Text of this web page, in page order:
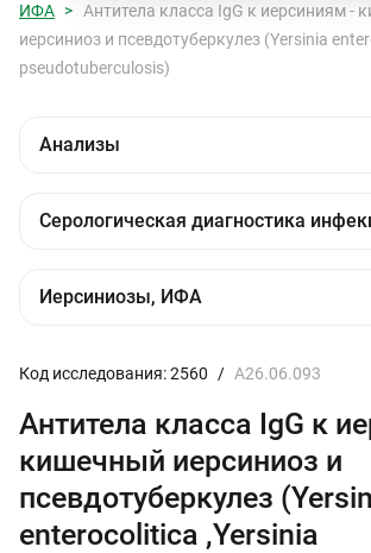
ИФА
Антитела класса IgG к иерсиниям -
иерсиниоз и псевдотуберкулез (Yersinia
pseudotuberculosis)
Код исследования: 2560 / A26.06.093
Антитела класса IgG к
кишечный иерсиниоз и
псевдотуберкулез
enterocolitica ,Yersinia